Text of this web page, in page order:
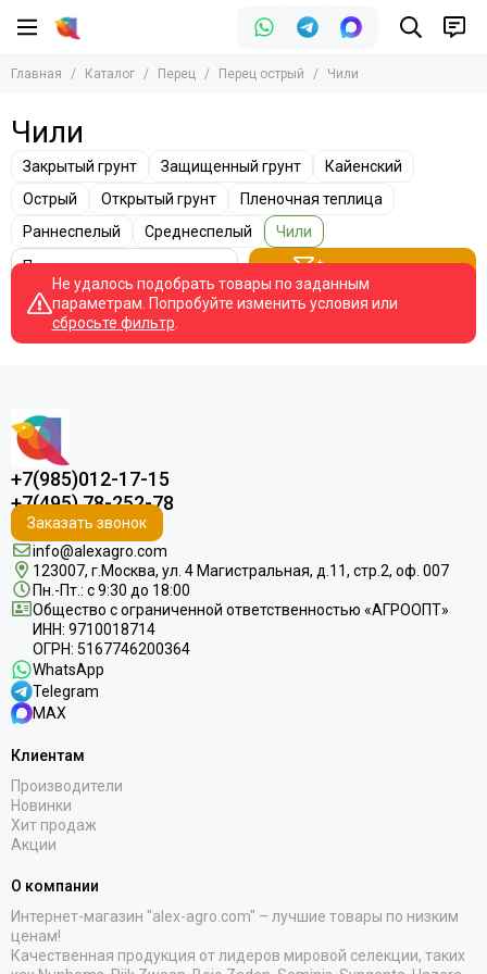
Перец
Перец сладкий
Главная Каталог Перец Перец острый Чили
Чили
Закрытый грунт Защищенный грунт
Кайенский
Острый
Открытый грунт
Пленочная теплица
Раннеспелый
Среднеспелый
Чили
Фильтр товаров
Не удалось подобрать товары по заданным
параметрам. Попробуйте изменить условия или
сбросьте фильтр
+7(985)012-17-15
+7(495) 78-252-78
Заказать звонок
info@alexagro.com
123007, г.Москва, ул. 4 Магистральная, д.11, стр.2, оф. 007
Пн.-Пт.: с 9:30 до 18:00
Общество с ограниченной ответственностью «АГРООПТ»
ИНН: 9710018714
ОГРН: 5167746200364
WhatsApp
Telegram
MAX
Клиентам
Производители
Новинки
Хит продаж
Акции
О компании
Интернет-магазин "alex-agro.com" – лучшие товары по низким
ценам!
Качественная продукция от лидеров мировой селекции, таких